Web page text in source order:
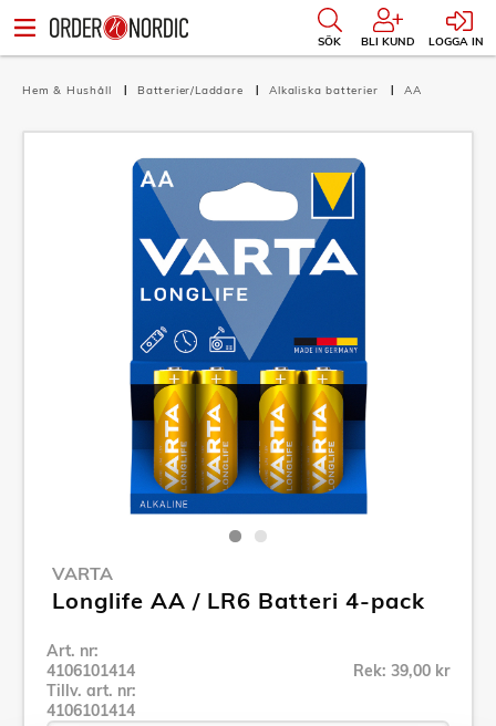
SÖK BLI KUND LOGGA IN
Hem & Hushåll Batterier/Laddare Alkaliska batterier AA
VARTA
Longlife AA / LR6 Batteri 4-pack
Art. nr:
4106101414
Tillv. art. nr:
4106101414
Rek: 39,00 kr